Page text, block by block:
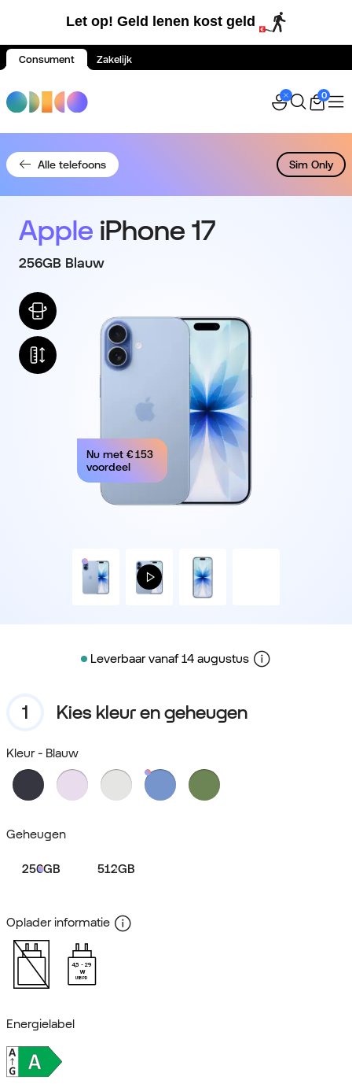
Let op! Geld lenen kost geld
Consument Zakelijk
0
Alle telefoons Sim Only
Apple iPhone 17
256GB Blauw
Nu met € 153
voordeel
Leverbaar vanaf 14 augustus
Kies kleur en geheugen
Kleur - Blauw
Geheugen
256GB 512GB
Oplader informatie
4,5
29
W
USB PD
Energielabel